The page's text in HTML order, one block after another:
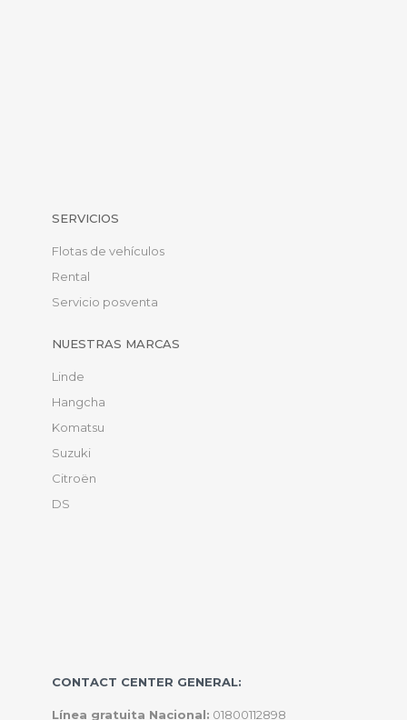
SERVICIOS
Flotas de vehículos
Rental
Servicio posventa
NUESTRAS MARCAS
Linde
Hangcha
Komatsu
Suzuki
Citroën
DS
CONTACT CENTER GENERAL:
Línea gratuita Nacional: 01800112898